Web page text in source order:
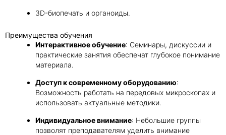
3D-биопечать и органоиды.
Преимущества обучения
Интерактивное обучение: Семинары, дискуссии и
практические занятия обеспечат глубокое понимание
материала.
Доступ к современному оборудованию:
Возможность работать на передовых микроскопах и
использовать актуальные методики.
Индивидуальное внимание: Небольшие группы
позволят преподавателям уделить внимание